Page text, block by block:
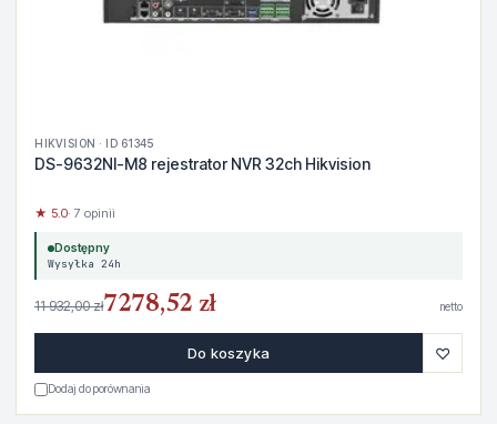
HIKVISION · ID 61345
DS-9632NI-M8 rejestrator NVR 32ch Hikvision
★ 5.0· 7 opinii
Dostępny
Wysyłka 24h
11 932,00 zł7278,52 zł netto
Do koszyka ♡
Dodaj do porównania